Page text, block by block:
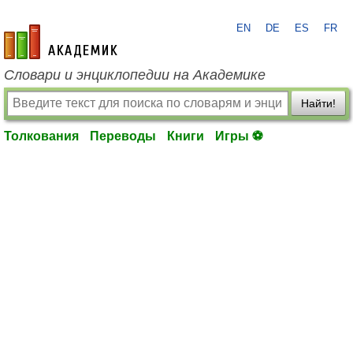
academic.ru
EN DE ES FR
Словари и энциклопедии на Академике
Найти!
Толкования Переводы Книги Игры ⚽